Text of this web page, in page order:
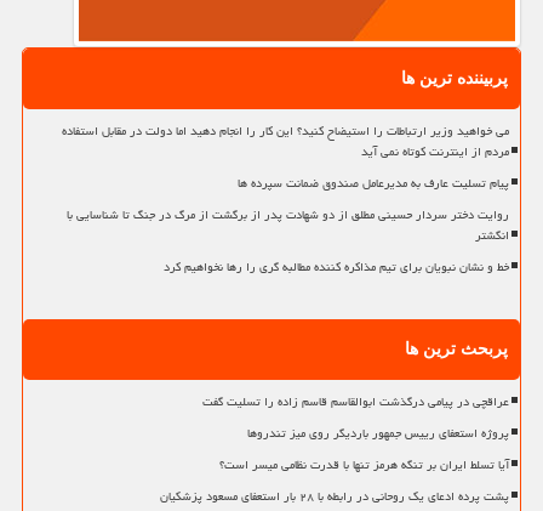
پربیننده ترین ها
می خواهید وزیر ارتباطات را استیضاح کنید؟ این کار را انجام دهید اما دولت در مقابل استفاده
مردم از اینترنت کوتاه نمی آید
پیام تسلیت عارف به مدیرعامل صندوق ضمانت سپرده ها
روایت دختر سردار حسینی مطلق از دو شهادت پدر از برگشت از مرگ در جنگ تا شناسایی با
انگشتر
خط و نشان نبویان برای تیم مذاکره کننده مطالبه گری را رها نخواهیم کرد
پربحث ترین ها
عراقچی در پیامی درگذشت ابوالقاسم قاسم زاده را تسلیت گفت
پروژه استعفای رییس جمهور باردیگر روی میز تندروها
آیا تسلط ایران بر تنگه هرمز تنها با قدرت نظامی میسر است؟
پشت پرده ادعای یک روحانی در رابطه با ۲۸ بار استعفای مسعود پزشکیان